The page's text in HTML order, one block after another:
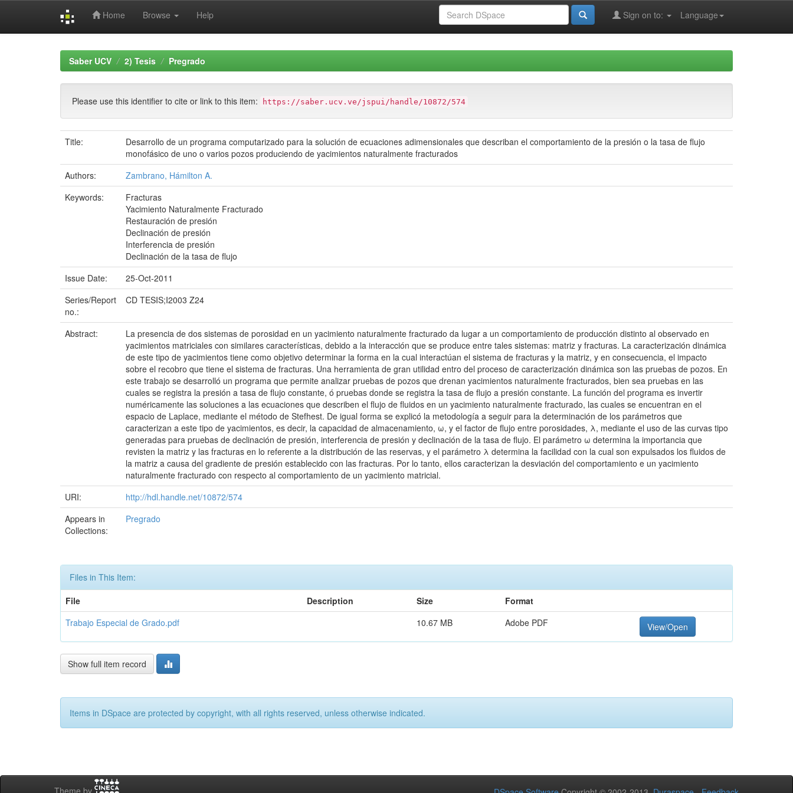
Home Browse Help Language
Sign on to:
Saber UCV 2) Tesis Pregrado
Please use this identifier to cite or link to this item: https://saber.ucv.ve/jspui/handle/10872/574
Title:
Desarrollo de un programa computarizado para la solución de ecuaciones adimensionales que describan el comportamiento de la presión o la tasa de flujo
monofásico de uno o varios pozos produciendo de yacimientos naturalmente fracturados
Authors:
Zambrano, Hámilton A.
Keywords:
Fracturas
Yacimiento Naturalmente Fracturado
Restauración de presión
Declinación de presión
Interferencia de presión
Declinación de la tasa de flujo
Issue Date:
25-Oct-2011
Series/Report
no.:
CD TESIS;I2003 Z24
Abstract:
La presencia de dos sistemas de porosidad en un yacimiento naturalmente fracturado da lugar a un comportamiento de producción distinto al observado en
yacimientos matriciales con similares características, debido a la interacción que se produce entre tales sistemas: matriz y fracturas. La caracterización dinámica
de este tipo de yacimientos tiene como objetivo determinar la forma en la cual interactúan el sistema de fracturas y la matriz, y en consecuencia, el impacto
sobre el recobro que tiene el sistema de fracturas. Una herramienta de gran utilidad entro del proceso de caracterización dinámica son las pruebas de pozos. En
este trabajo se desarrolló un programa que permite analizar pruebas de pozos que drenan yacimientos naturalmente fracturados, bien sea pruebas en las
cuales se registra la presión a tasa de flujo constante, ó pruebas donde se registra la tasa de flujo a presión constante. La función del programa es invertir
numéricamente las soluciones a las ecuaciones que describen el flujo de fluidos en un yacimiento naturalmente fracturado, las cuales se encuentran en el
espacio de Laplace, mediante el método de Stefhest. De igual forma se explicó la metodología a seguir para la determinación de los parámetros que
caracterizan a este tipo de yacimientos, es decir, la capacidad de almacenamiento, ω, y el factor de flujo entre porosidades, λ, mediante el uso de las curvas tipo
generadas para pruebas de declinación de presión, interferencia de presión y declinación de la tasa de flujo. El parámetro ω determina la importancia que
revisten la matriz y las fracturas en lo referente a la distribución de las reservas, y el parámetro λ determina la facilidad con la cual son expulsados los fluidos de
la matriz a causa del gradiente de presión establecido con las fracturas. Por lo tanto, ellos caracterizan la desviación del comportamiento e un yacimiento
naturalmente fracturado con respecto al comportamiento de un yacimiento matricial.
URI:
http://hdl.handle.net/10872/574
Appears in
Collections:
Pregrado
Files in This Item:
File
Description Size
Format
Trabajo Especial de Grado.pdf
10.67 MB Adobe PDF View/Open
Show full item record
Items in DSpace are protected by copyright, with all rights reserved, unless otherwise indicated.